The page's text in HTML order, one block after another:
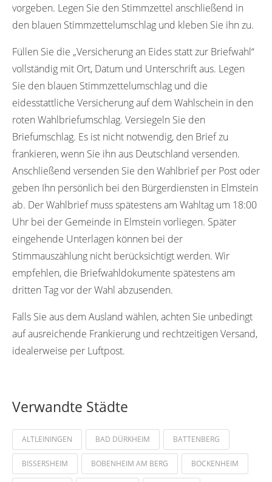
vorgeben. Legen Sie den Stimmzettel anschließend in
den blauen Stimmzettelumschlag und kleben Sie ihn zu.
Füllen Sie die „Versicherung an Eides statt zur Briefwahl“
vollständig mit Ort, Datum und Unterschrift aus. Legen
Sie den blauen Stimmzettelumschlag und die
eidesstattliche Versicherung auf dem Wahlschein in den
roten Wahlbriefumschlag. Versiegeln Sie den
Briefumschlag. Es ist nicht notwendig, den Brief zu
frankieren, wenn Sie ihn aus Deutschland versenden.
Anschließend versenden Sie den Wahlbrief per Post oder
geben Ihn persönlich bei den Bürgerdiensten in Elmstein
ab. Der Wahlbrief muss spätestens am Wahltag um 18:00
Uhr bei der Gemeinde in Elmstein vorliegen. Später
eingehende Unterlagen können bei der
Stimmauszählung nicht berücksichtigt werden. Wir
empfehlen, die Briefwahldokumente spätestens am
dritten Tag vor der Wahl abzusenden.
Falls Sie aus dem Ausland wählen, achten Sie unbedingt
auf ausreichende Frankierung und rechtzeitigen Versand,
idealerweise per Luftpost.
Verwandte Städte
ALTLEININGEN BAD DÜRKHEIM BATTENBERG
BISSERSHEIM BOBENHEIM AM BERG BOCKENHEIM